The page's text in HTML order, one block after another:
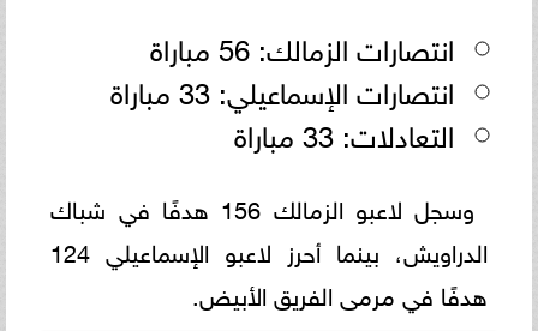
انتصارات الزمالك: 56 مباراة
انتصارات الإسماعيلي: 33 مباراة
التعادلات: 33 مباراة
وسجل لاعبو الزمالك 156 هدفًا في شباك
الدراويش، بينما أحرز لاعبو الإسماعيلي 124
هدفًا في مرمى الفريق الأبيض.